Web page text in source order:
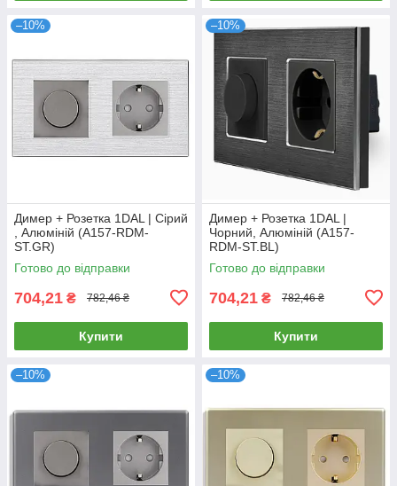
–10%
Димер + Розетка 1DAL | Сірий
, Алюміній (A157-RDM-
ST.GR)
Готово до відправки
704,21 ₴ 782,46 ₴
Купити
–10%
Димер + Розетка 1DAL |
Чорний, Алюміній (A157-
RDM-ST.BL)
Готово до відправки
704,21 ₴ 782,46 ₴
Купити
–10% –10%